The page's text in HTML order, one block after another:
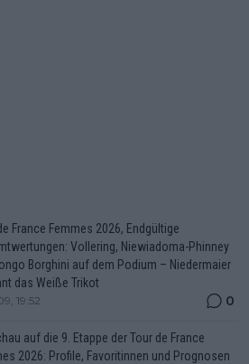
France Femmes 2026, Endgültige
Vollering, Niewiadoma-Phinney
Borghini auf dem Podium – Niedermaier
das Weiße Trikot
19:52 0
auf die 9. Etappe der Tour de France
2026: Profile, Favoritinnen und Prognosen